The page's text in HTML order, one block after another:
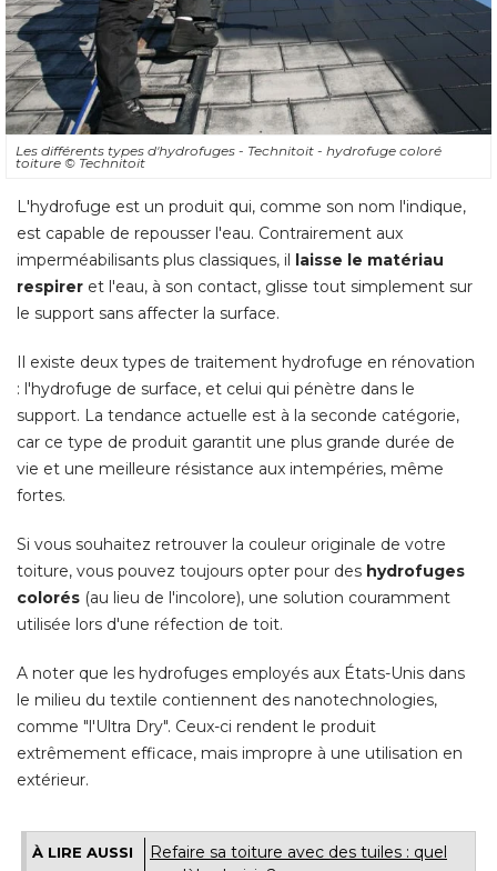
Les différents types d'hydrofuges - Technitoit - hydrofuge coloré
toiture © Technitoit
L'hydrofuge est un produit qui, comme son nom l'indique,
est capable de repousser l'eau. Contrairement aux
imperméabilisants plus classiques, il laisse le matériau
respirer et l'eau, à son contact, glisse tout simplement sur
le support sans affecter la surface.
Il existe deux types de traitement hydrofuge en rénovation
: l'hydrofuge de surface, et celui qui pénètre dans le
support. La tendance actuelle est à la seconde catégorie,
car ce type de produit garantit une plus grande durée de
vie et une meilleure résistance aux intempéries, même
fortes.
Si vous souhaitez retrouver la couleur originale de votre
toiture, vous pouvez toujours opter pour des hydrofuges
colorés (au lieu de l'incolore), une solution couramment
utilisée lors d'une réfection de toit.
A noter que les hydrofuges employés aux États-Unis dans
le milieu du textile contiennent des nanotechnologies,
comme "l'Ultra Dry". Ceux-ci rendent le produit
extrêmement efficace, mais impropre à une utilisation en
extérieur.
À LIRE AUSSI
Refaire sa toiture avec des tuiles : quel